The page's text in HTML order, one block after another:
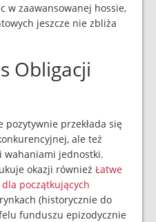
w zaawansowanej hossie,
jeszcze nie zbliża
Obligacji
przekłada się
ale też
wahaniami jednostki.
okazji również Łatwe
początkujących
(historycznie do
funduszu epizodycznie